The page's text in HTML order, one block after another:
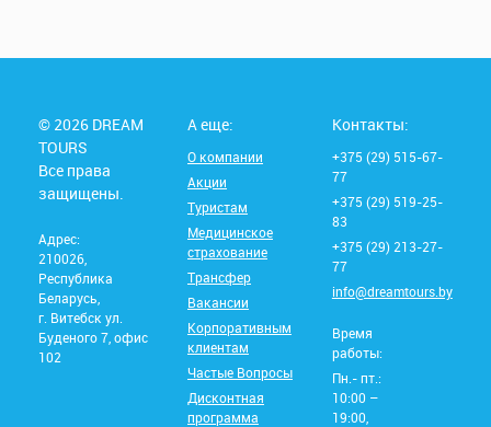
© 2026 DREAM
TOURS
Все права
защищены.
Адрес:
210026,
Республика
Беларусь,
г. Витебск ул.
Буденого 7, офис
102
А еще:
О компании
Акции
Туристам
Медицинское
страхование
Трансфер
Вакансии
Корпоративным
клиентам
Частые Вопросы
Дисконтная
программа
Контакты:
+375 (29) 515-67-
77
+375 (29) 519-25-
83
+375 (29) 213-27-
77
info@dreamtours.by
Время
работы:
Пн.- пт.:
10:00 –
19:00,